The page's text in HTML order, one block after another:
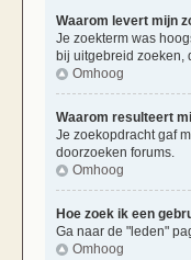
Waarom levert mijn
Je zoekterm was
bij uitgebreid zoeken,
Omhoog
Waarom resulteert
Je zoekopdracht gaf
doorzoeken forums.
Omhoog
Hoe zoek ik een
Ga naar de "leden"
Omhoog